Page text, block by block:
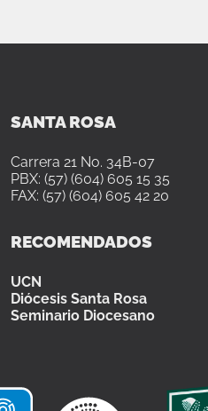
SANTA ROSA
Carrera 21 No. 34B-07
PBX: (57) (604) 605 15 35
FAX: (57) (604) 605 42 20
RECOMENDADOS
UCN
Diócesis Santa Rosa
Seminario Diocesano